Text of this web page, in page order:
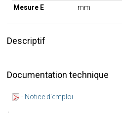
Mesure E
mm
Descriptif
Documentation technique
- Notice d'emploi